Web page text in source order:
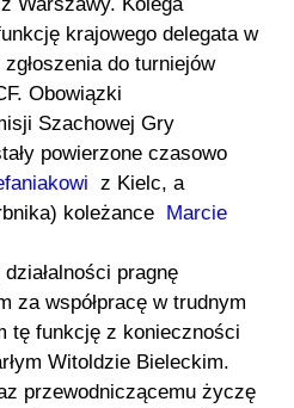
krajowego delegata w
do turniejów
Obowiązki
Szachowej Gry
powierzone czasowo
z Kielc, a
koleżance Marcie
pragnę
za współpracę w trudnym
tę funkcję z konieczności
Witoldzie Bieleckim.
przewodniczącemu życzę